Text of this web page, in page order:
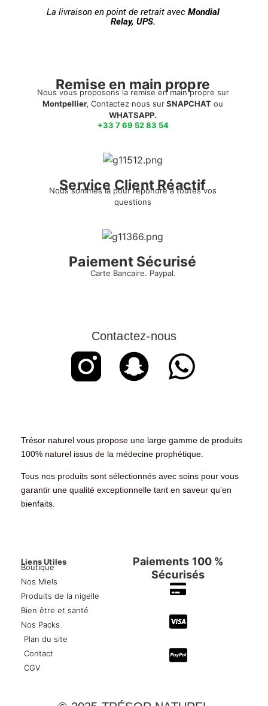
La livraison en point de retrait avec Mondial
Relay, UPS.
Remise en main propre
Nous vous proposons la remise en main propre sur
Montpellier, Contactez nous surSNAPCHAT ou
WHATSAPP.
+33 7 69 52 83 54
Service Client Réactif
Nous sommes là pour répondre à toutes vos
questions
Paiement Sécurisé
Carte Bancaire. Paypal.
Contactez-nous
Trésor naturel vous propose une large gamme de produits
100% naturel issus de la médecine prophétique.
Tous nos produits sont sélectionnés avec soins pour vous
garantir une qualité exceptionnelle tant en saveur qu’en
bienfaits.
Liens Utiles
Boutique
Nos Miels
Produits de la nigelle
Bien être et santé
Nos Packs
Plan du site
Contact
CGV
Paiements 100 %
Sécurisés